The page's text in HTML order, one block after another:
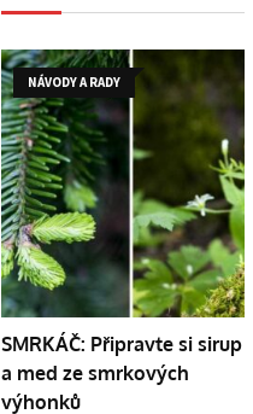
NÁVODY A RADY
SMRKÁČ: Připravte si sirup
a med ze smrkových
výhonků